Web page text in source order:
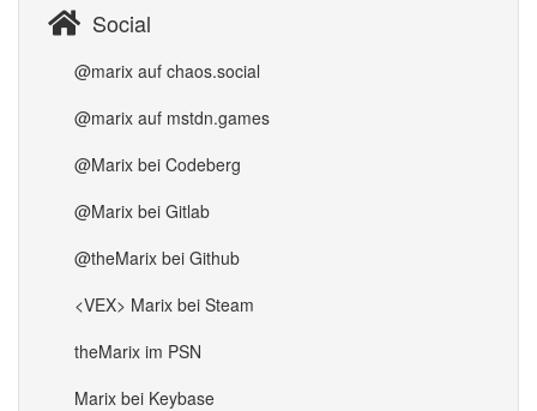
Social
@marix auf chaos.social
@marix auf mstdn.games
@Marix bei Codeberg
@Marix bei Gitlab
@theMarix bei Github
<VEX> Marix bei Steam
theMarix im PSN
Marix bei Keybase